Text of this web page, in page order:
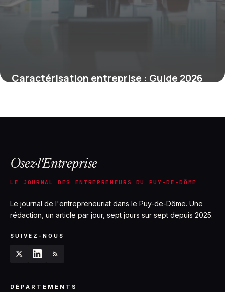
Caractérisation entreprise : Guide 2026
Osez·l'Entreprise
LE JOURNAL DES ENTREPRENEURS DU PUY-DE-DÔME
Le journal de l'entrepreneuriat dans le Puy-de-Dôme. Une
rédaction, un article par jour, sept jours sur sept depuis 2025.
SUIVEZ-NOUS
DÉPARTEMENTS